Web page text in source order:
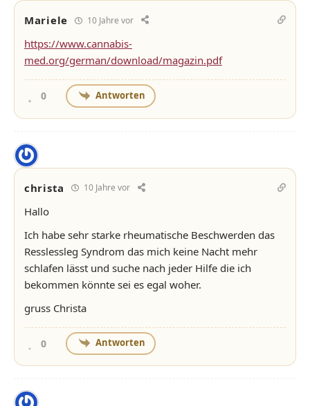
Mariele 10 Jahre vor
https://www.cannabis-
med.org/german/download/magazin.pdf
0 Antworten
christa 10 Jahre vor
Hallo
Ich habe sehr starke rheumatische Beschwerden das
Resslessleg Syndrom das mich keine Nacht mehr
schlafen lässt und suche nach jeder Hilfe die ich
bekommen könnte sei es egal woher.
gruss Christa
0 Antworten